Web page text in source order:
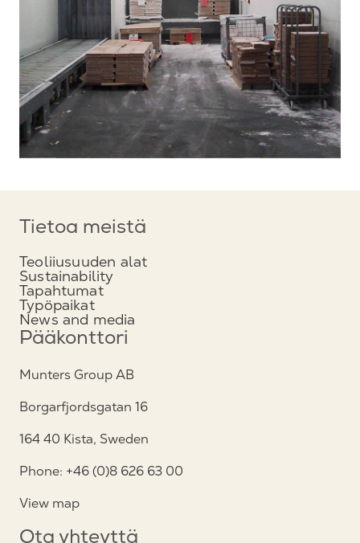
Tietoa meistä
Teoliiusuuden alat
Sustainability
Tapahtumat
Typöpaikat
News and media
Pääkonttori
Munters Group AB
Borgarfjordsgatan 16
164 40 Kista, Sweden
Phone: +46 (0)8 626 63 00
View map
Ota yhteyttä